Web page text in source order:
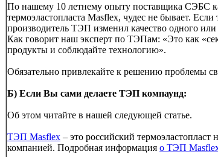
По нашему 10 летнему опыту поставщика СЭБС
термоэластопласта Masflex, чудес не бывает.
производитель ТЭП изменил качество одного
Как говорит наш эксперт по ТЭПам: «Это как
продукты и соблюдайте технологию».
Обязательно привлекайте к решению проблемы
Б) Если Вы сами делаете ТЭП компаунд:
Об этом читайте в нашей следующей статье.
ТЭП Masflex – это российский
компанией. Подробная информация о ТЭП Masflex